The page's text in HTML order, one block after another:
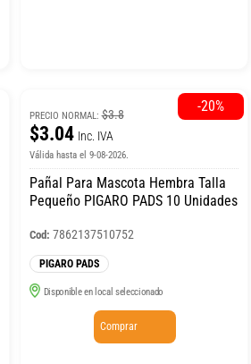
PRECIO NORMAL:$3.8
$3.04 Inc. IVA
Válida hasta el 9-08-2026.
Pañal Para Mascota Hembra Talla
Pequeño PIGARO PADS 10 Unidades
Cod: 7862137510752
PIGARO PADS
Disponible en local seleccionado
Comprar
-20%